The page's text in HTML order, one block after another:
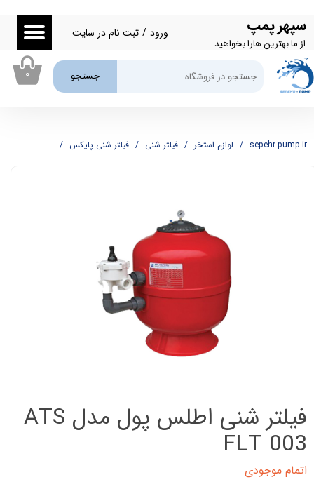
سپهر پمپ
از ما بهترین هارا بخواهید
جستجو
ورود / ثبت نام در سایت
حساب کاربری من
تغییر گذر واژه
سفارشات
۰
sepehr-pump.ir لوازم استخر فیلتر شنی فیلتر شنی پایکس
فیلتر شنی اطلس پول مدل ATS
FLT 003
اتمام موجودی